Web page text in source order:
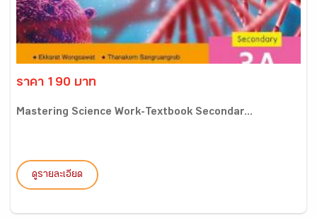
ราคา 190 บาท
Mastering Science Work-Textbook Secondar...
ดูรายละเอียด